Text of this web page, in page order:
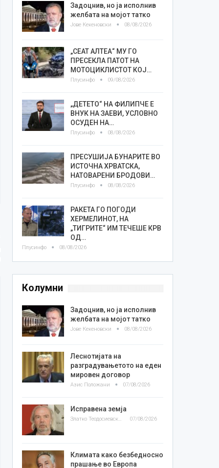
Задоцнив, но ја исполнив
желбата на мојот татко
Јове Кекеновски 08/08/2026
„СЕАТ АЛТЕА“ МУ ГО
ПРЕСЕКЛА ПАТОТ НА
МОТОЦИКЛИСТОТ КОЈ…
Плусинфо 09/08/2026
„ДЕТЕТО“ НА ФИЛИПЧЕ Е
ВНУК НА ЗАЕВИ, УСЛОВНО
ОСУДЕН НА…
Плусинфо 08/08/2026
ПРЕСУШИЈА БУНАРИТЕ ВО
ИСТОЧНА ХРВАТСКА,
НАТОВАРЕНИ БРОДОВИ…
Плусинфо 08/08/2026
РАКЕТА ГО ПОГОДИ
ХЕРМЕЛИНОТ, НА
„ТИГРИТЕ“ ИМ ТЕЧЕШЕ КРВ
ОД…
Плусинфо 08/08/2026
Колумни
Задоцнив, но ја исполнив
желбата на мојот татко
Јове Кекеновски 08/08/2026
Леснотијата на
разградувањетото на еден
мировен договор
Азис Положани 07/08/2026
Исправена земја
Златко Теодосиевски 07/08/2026
Климата како безбедносно
прашање во Европа